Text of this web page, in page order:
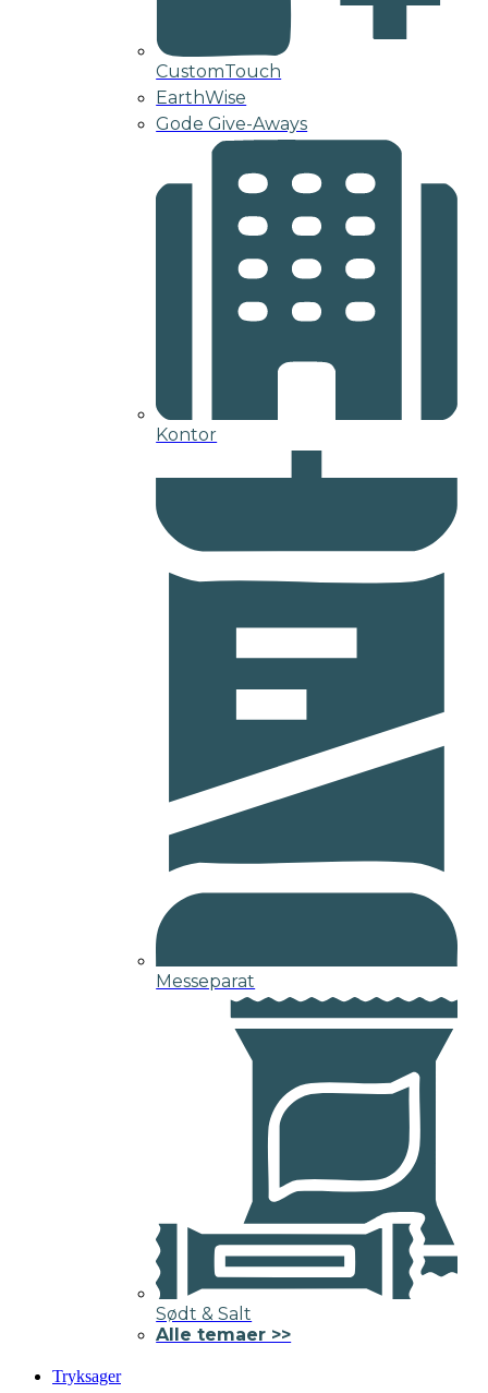
CustomTouch
EarthWise
Gode Give-Aways
Kontor
Messeparat
Sødt & Salt
Alle temaer >>
Tryksager